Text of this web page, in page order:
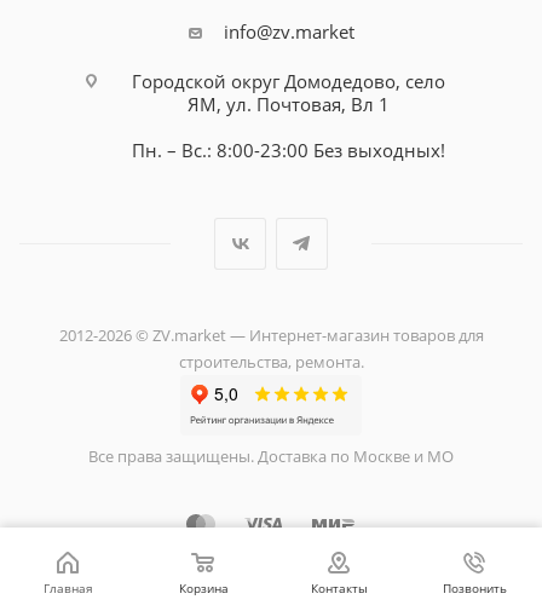
info@zv.market
Городской округ Домодедово, село
ЯМ, ул. Почтовая, Вл 1
Пн. – Вс.: 8:00-23:00 Без выходных!
2012-2026 © ZV.market — Интернет-магазин товаров для
строительства, ремонта.
Все права защищены. Доставка по Москве и МО
Главная Корзина Контакты Позвонить